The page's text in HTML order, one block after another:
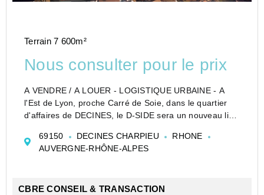
Terrain 7 600m²
Nous consulter pour le prix
A VENDRE / A LOUER - LOGISTIQUE URBAINE - A
l'Est de Lyon, proche Carré de Soie, dans le quartier
d'affaires de DECINES, le D-SIDE sera un nouveau lieu
permettant l'implantation d'entrepr...
69150 DECINES CHARPIEU
RHONE
AUVERGNE-RHÔNE-ALPES
CBRE CONSEIL & TRANSACTION